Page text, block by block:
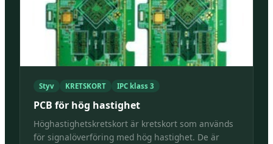
Styv KRETSKORT IPC klass 3
PCB för hög hastighet
Höghastighetskretskort är kretskort som används
för signalöverföring med hög hastighet. De är